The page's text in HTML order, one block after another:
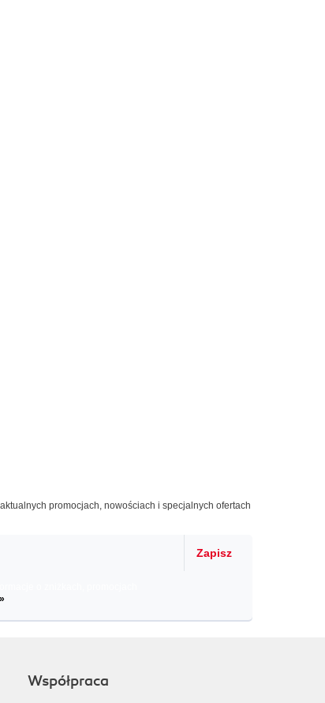
promocjach, nowościach i specjalnych ofertach
Zapisz
Współpraca